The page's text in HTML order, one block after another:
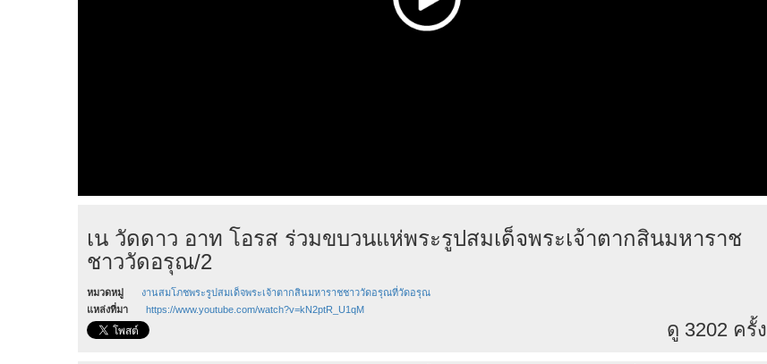
เน วัดดาว อาท โอรส ร่วมขบวนแห่พระรูปสมเด็จพระเจ้าตากสินมหาราช
ชาววัดอรุณ/2
หมวดหมู่
งานสมโภชพระรูปสมเด็จพระเจ้าตากสินมหาราชชาววัดอรุณที่วัดอรุณ
แหล่งที่มา
https://www.youtube.com/watch?v=kN2ptR_U1qM
ดู 3202 ครั้ง